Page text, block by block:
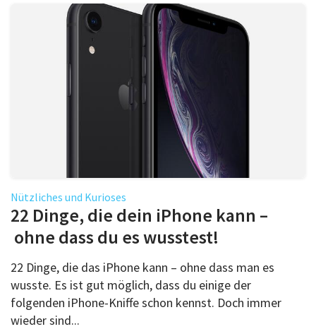
Nützliches und Kurioses
22 Dinge, die dein iPhone kann –
ohne dass du es wusstest!
22 Dinge, die das iPhone kann – ohne dass man es
wusste. Es ist gut möglich, dass du einige der
folgenden iPhone-Kniffe schon kennst. Doch immer
wieder sind...